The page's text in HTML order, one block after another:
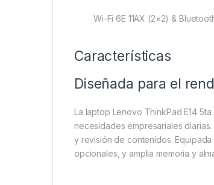
Wi-Fi 6E 11AX (2×2) &
Características
Diseñada para el
La laptop Lenovo ThinkPad E14
necesidades empresariales
y revisión de contenidos.
opcionales, y amplia memoria y